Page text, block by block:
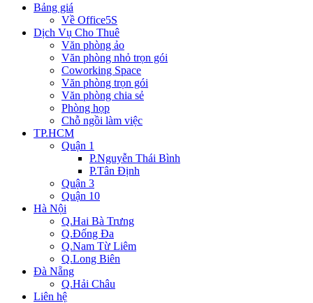
Bảng giá
Về Office5S
Dịch Vụ Cho Thuê
Văn phòng ảo
Văn phòng nhỏ trọn gói
Coworking Space
Văn phòng trọn gói
Văn phòng chia sẻ
Phòng họp
Chỗ ngồi làm việc
TP.HCM
Quận 1
P.Nguyễn Thái Bình
P.Tân Định
Quận 3
Quận 10
Hà Nội
Q.Hai Bà Trưng
Q.Đống Đa
Q.Nam Từ Liêm
Q.Long Biên
Đà Nẵng
Q.Hải Châu
Liên hệ